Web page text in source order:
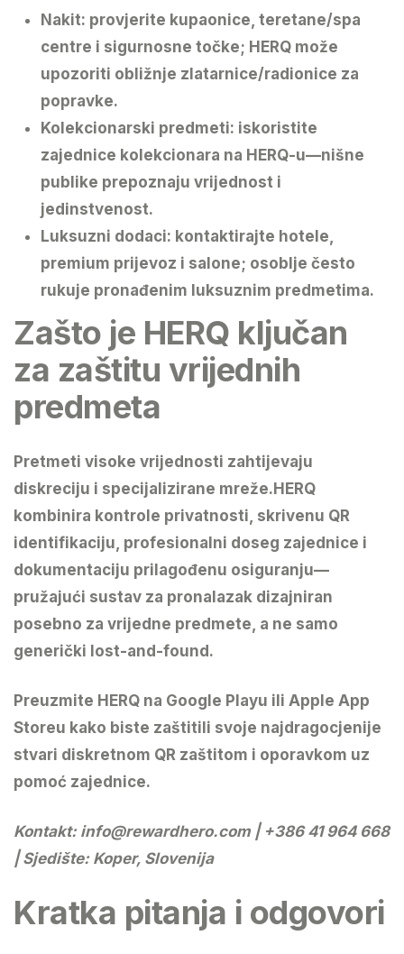
Nakit: provjerite kupaonice, teretane/spa
centre i sigurnosne točke; HERQ može
upozoriti obližnje zlatarnice/radionice za
popravke.
Kolekcionarski predmeti: iskoristite
zajednice kolekcionara na HERQ-u—nišne
publike prepoznaju vrijednost i
jedinstvenost.
Luksuzni dodaci: kontaktirajte hotele,
premium prijevoz i salone; osoblje često
rukuje pronađenim luksuznim predmetima.
Zašto je HERQ ključan
za zaštitu vrijednih
predmeta
Pretmeti visoke vrijednosti zahtijevaju
diskreciju i specijalizirane mreže.HERQ
kombinira kontrole privatnosti, skrivenu QR
identifikaciju, profesionalni doseg zajednice i
dokumentaciju prilagođenu osiguranju—
pružajući sustav za pronalazak dizajniran
posebno za vrijedne predmete, a ne samo
generički lost-and-found.
Preuzmite HERQ na Google Playu ili Apple App
Storeu kako biste zaštitili svoje najdragocjenije
stvari diskretnom QR zaštitom i oporavkom uz
pomoć zajednice.
Kontakt: info@rewardhero.com | +386 41 964 668
| Sjedište: Koper, Slovenija
Kratka pitanja i odgovori